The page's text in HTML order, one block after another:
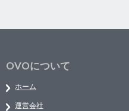
OVOについて
ホーム
運営会社